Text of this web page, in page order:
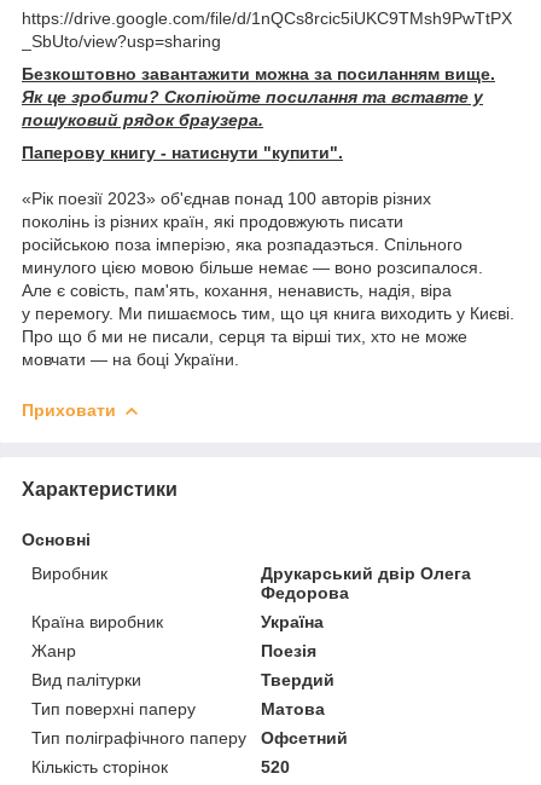
https://drive.google.com/file/d/1nQCs8rcic5iUKC9TMsh9PwTtPX
_SbUto/view?usp=sharing
Безкоштовно завантажити можна за посиланням вище.
Як це зробити? Скопіюйте посилання та вставте у
пошуковий рядок браузера.
Паперову книгу - натиснути "купити".
«Рік поезії 2023» об'єднав понад 100 авторів різних
поколінь із різних країн, які продовжують писати
російською поза імперіэю, яка розпадаэться. Спільного
минулого цією мовою більше немає — воно розсипалося.
Але є совість, пам'ять, кохання, ненависть, надія, віра
у перемогу. Ми пишаємось тим, що ця книга виходить у Києві.
Про що б ми не писали, серця та вірші тих, хто не може
мовчати — на боці України.
Приховати
Характеристики
Основні
Виробник
Друкарський двір Олега
Федорова
Країна виробник
Україна
Жанр
Поезія
Вид палітурки
Твердий
Тип поверхні паперу
Матова
Тип поліграфічного паперу
Офсетний
Кількість сторінок
520